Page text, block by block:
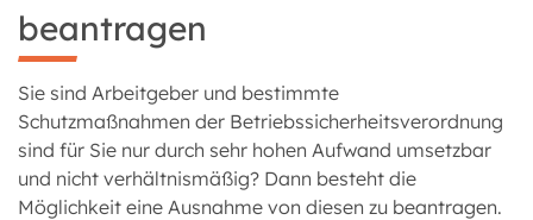
beantragen
Sie sind Arbeitgeber und bestimmte
Schutzmaßnahmen der Betriebssicherheitsverordnung
sind für Sie nur durch sehr hohen Aufwand umsetzbar
und nicht verhältnismäßig? Dann besteht die
Möglichkeit eine Ausnahme von diesen zu beantragen.